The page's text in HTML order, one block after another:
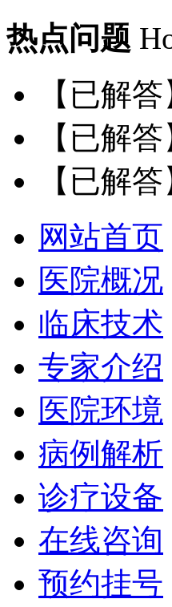
热点问题
【已解答
【已解答
【已解答
网站首页
医院概况
临床技术
专家介绍
医院环境
病例解析
诊疗设备
在线咨询
预约挂号